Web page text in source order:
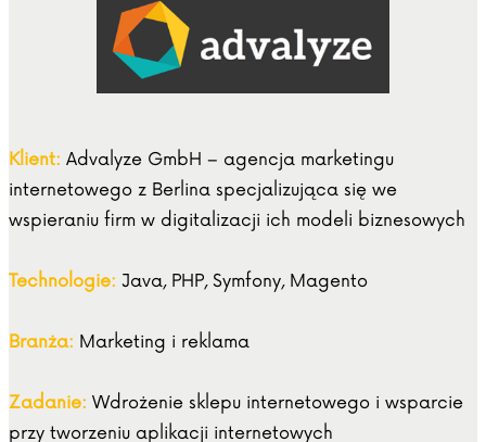
Klient: Advalyze GmbH – agencja marketingu
internetowego z Berlina specjalizująca się we
wspieraniu firm w digitalizacji ich modeli biznesowych
Technologie: Java, PHP, Symfony, Magento
Branża: Marketing i reklama
Zadanie: Wdrożenie sklepu internetowego i wsparcie
przy tworzeniu aplikacji internetowych